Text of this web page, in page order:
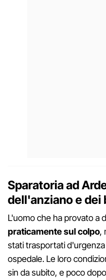
Sparatoria ad
dell'anziano e dei
L'uomo che ha provato a
praticamente sul colpo,
stati trasportati d'urgenza
ospedale. Le loro
sin da subito, e poco